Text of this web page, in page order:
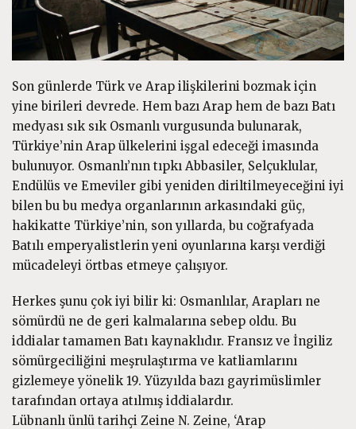
Son günlerde Türk ve Arap ilişkilerini bozmak için
yine birileri devrede. Hem bazı Arap hem de bazı Batı
medyası sık sık Osmanlı vurgusunda bulunarak,
Türkiye’nin Arap ülkelerini işgal edeceği imasında
bulunuyor. Osmanlı’nın tıpkı Abbasiler, Selçuklular,
Endülüs ve Emeviler gibi yeniden diriltilmeyeceğini iyi
bilen bu bu medya organlarının arkasındaki güç,
hakikatte Türkiye’nin, son yıllarda, bu coğrafyada
Batılı emperyalistlerin yeni oyunlarına karşı verdiği
mücadeleyi örtbas etmeye çalışıyor.
Herkes şunu çok iyi bilir ki: Osmanlılar, Arapları ne
sömürdü ne de geri kalmalarına sebep oldu. Bu
iddialar tamamen Batı kaynaklıdır. Fransız ve İngiliz
sömürgeciliğini meşrulaştırma ve katliamlarını
gizlemeye yönelik 19. Yüzyılda bazı gayrimüslimler
tarafından ortaya atılmış iddialardır.
Lübnanlı ünlü tarihçi Zeine N. Zeine, ‘Arap